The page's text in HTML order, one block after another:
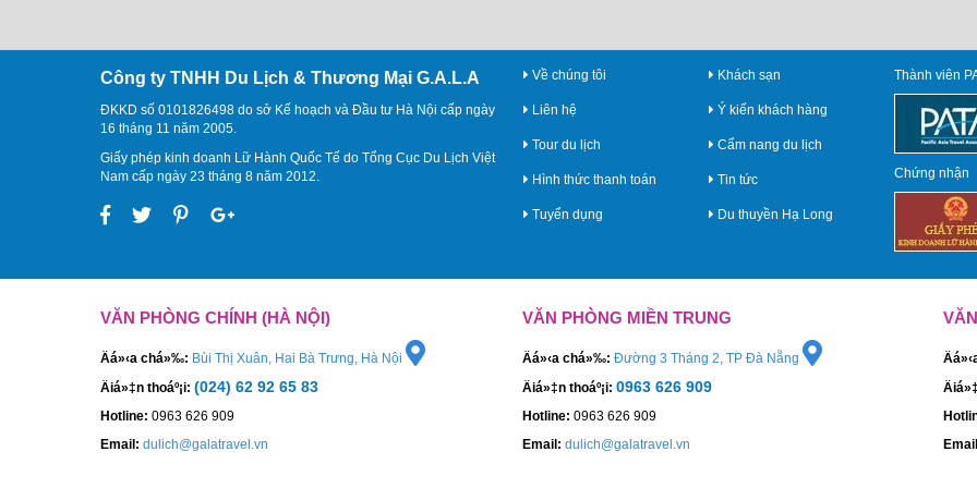
Công ty TNHH Du Lịch & Thương Mại G.A.L.A
ĐKKD số 0101826498 do sở Kế hoạch và Đầu tư Hà Nội cấp ngày
16 tháng 11 năm 2005.
Giấy phép kinh doanh Lữ Hành Quốc Tế do Tổng Cục Du Lịch Việt
Nam cấp ngày 23 tháng 8 năm 2012.
Về chúng tôi
Liên hệ
Tour du lịch
Hình thức thanh toán
Tuyển dụng
Khách sạn
Ý kiến khách hàng
Cẩm nang du lịch
Tin tức
Du thuyền Hạ Long
Thành viên
Chứng nhận
VĂN PHÒNG CHÍNH (HÀ NỘI)
Äá»‹a chá»‰: Bùi Thị Xuân, Hai Bà Trưng, Hà Nội
Äiá»‡n thoáº¡i: (024) 62 92 65 83
Hotline: 0963 626 909
Email: dulich@galatravel.vn
VĂN PHÒNG MIỀN TRUNG
Äá»‹a chá»‰: Đường 3 Tháng 2, TP Đà Nẵng
Äiá»‡n thoáº¡i: 0963 626 909
Hotline: 0963 626 909
Email: dulich@galatravel.vn